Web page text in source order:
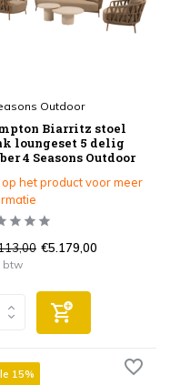
Outdoor
Biarritz stoel
loungeset 5 delig
4 Seasons Outdoor
op het product voor meer
€5.179,00
btw
15%